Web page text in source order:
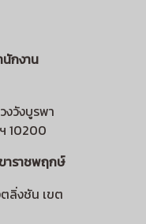
กงาน
งวังบูรพา
10200
าราชพฤกษ์
ลิ่งชัน เขต